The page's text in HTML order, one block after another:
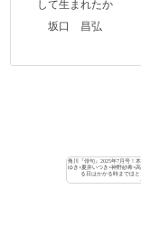
して生まれたか
坂口 昌弘
角川『俳句』2025年7月号
ゆき×夏井いつき×神野紗希
る日はかかる時までほと